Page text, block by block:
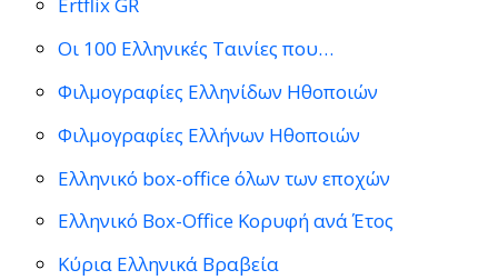
Ertflix GR
Οι 100 Ελληνικές Ταινίες που…
Φιλμογραφίες Ελληνίδων Ηθοποιών
Φιλμογραφίες Ελλήνων Ηθοποιών
Ελληνικό box-office όλων των εποχών
Ελληνικό Box-Office Κορυφή ανά Έτος
Κύρια Ελληνικά Βραβεία